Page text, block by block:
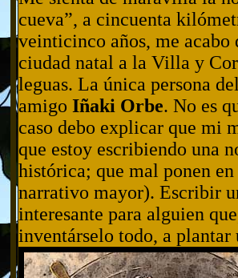
cueva”, a cincuenta
veinticinco años, me acabo
ciudad natal a la Villa y
leguas. La única persona
amigo Iñaki Orbe. No es
caso debo explicar que mi
que estoy escribiendo una
histórica; que mal ponen
narrativo mayor). Escribir
interesante para alguien
inventárselo todo, a plantar